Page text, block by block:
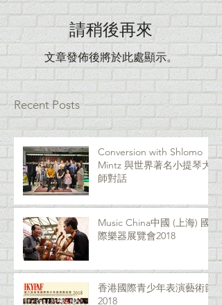
請稍後再來
文章發佈後將於此處顯示。
Recent Posts
Conversion with Shlomo
Mintz 與世界著名小提琴大
師對話
Music China中國 (上海) 國
際樂器展覽會2018
香港國際青少年表演藝術節
2018